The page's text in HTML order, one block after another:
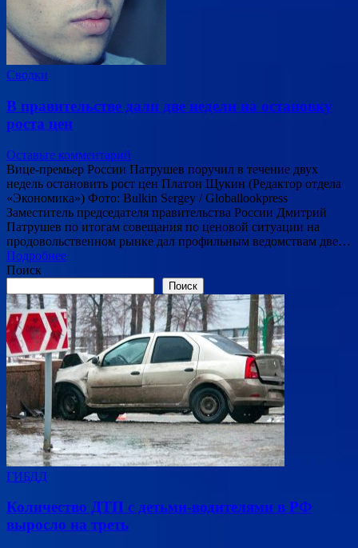
Сводки
В правительстве дали две недели на остановку
роста цен
Оставьте комментарий
Вице-премьер России Патрушев поручил в течение двух
недель остановить рост цен Платон Щукин (Редактор отдела
«Экономика») Фото: Bulkin Sergey / Globallookpress
Заместитель председателя правительства России Дмитрий
Патрушев по итогам совещания по ценовой ситуации на
продовольственном рынке дал профильным ведомствам две…
Подробнее
Поиск
Поиск
ГИБДД
Количество ДТП с детьми-водителями в РФ
выросло на треть